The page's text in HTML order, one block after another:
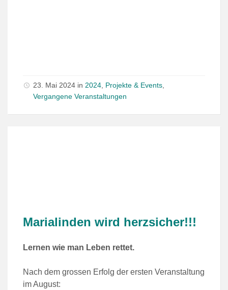
23. Mai 2024 in 2024 Projekte & Events
Vergangene Veranstaltungen
Marialinden wird herzsicher!!!
Lernen wie man Leben rettet.
Nach dem grossen Erfolg der ersten Veranstaltung
im August: